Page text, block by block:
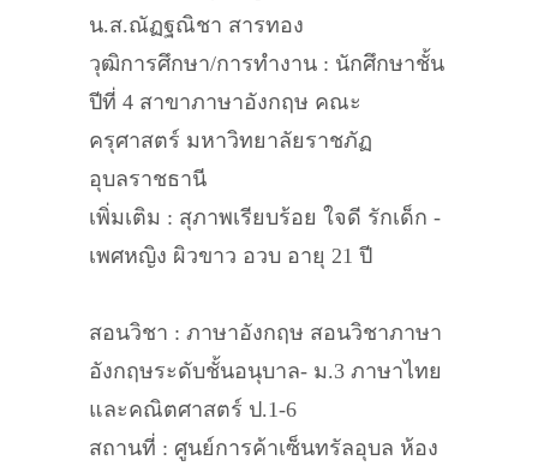
น.ส.ณัฏฐณิชา สารทอง
วุฒิการศึกษา/การทำงาน : นักศึกษาชั้น
ปีที่ 4 สาขาภาษาอังกฤษ คณะ
ครุศาสตร์ มหาวิทยาลัยราชภัฏ
อุบลราชธานี
เพิ่มเติม : สุภาพเรียบร้อย ใจดี รักเด็ก -
เพศหญิง ผิวขาว อวบ อายุ 21 ปี
สอนวิชา : ภาษาอังกฤษ สอนวิชาภาษา
อังกฤษระดับชั้นอนุบาล- ม.3 ภาษาไทย
และคณิตศาสตร์ ป.1-6
สถานที่ : ศูนย์การค้าเซ็นทรัลอุบล ห้อง